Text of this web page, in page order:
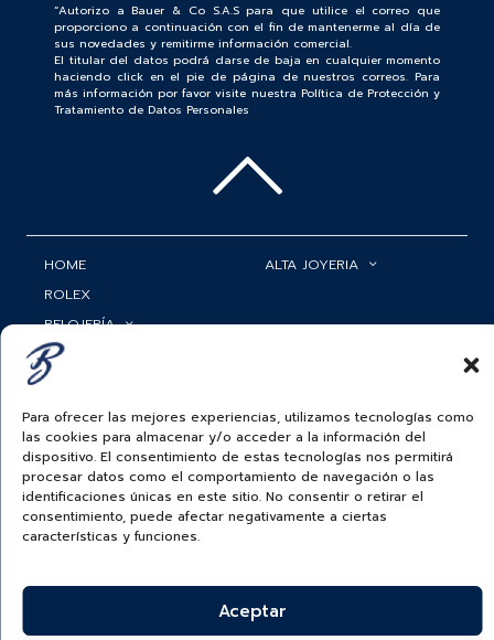
Para ofrecer las mejores experiencias, utilizamos tecnologías como
las cookies para almacenar y/o acceder a la información del
dispositivo. El consentimiento de estas tecnologías nos permitirá
procesar datos como el comportamiento de navegación o las
identificaciones únicas en este sitio. No consentir o retirar el
consentimiento, puede afectar negativamente a ciertas
características y funciones.
Aceptar
“Autorizo a Bauer & Co S.A.S para que utilice el correo que
proporciono a continuación con el fin de mantenerme al día de
sus novedades y remitirme información comercial.
El titular del datos podrá darse de baja en cualquier momento
haciendo click en el pie de página de nuestros correos. Para
más información por favor visite nuestra Política de Protección y
Tratamiento de Datos Personales
HOME
ROLEX
RELOJERÍA
ALTA JOYERIA
ACCESORIOS
SIGUENOS EN
POLÍTICA DE PRIVACIDAD
TRATAMIENTO DATOS PERSONALES BAUER
FRECUENTES SOBRE PAGOS ELECTRÓNICOS